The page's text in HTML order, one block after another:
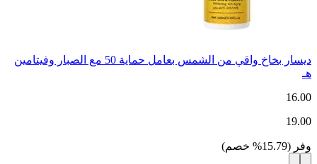
ديسار بخاخ واقي من الشمس بعامل حماية 50 مع الصبار وفيتامين
هـ
16.00
19.00
وفر (
15.79
% خصم)